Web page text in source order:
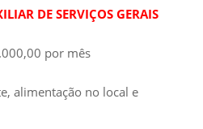
DE SERVIÇOS GERAIS
por mês
alimentação no local e